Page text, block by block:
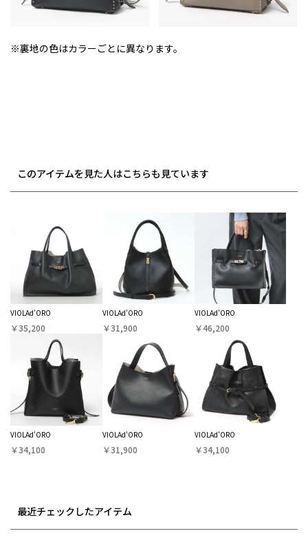
※裏地の色はカラーごとに異なります。
このアイテムを見た人はこちらも見ています
VIOLAd'ORO
￥35,200
VIOLAd'ORO
￥31,900
VIOLAd'ORO
￥46,200
VIOLAd'ORO
￥34,100
VIOLAd'ORO
￥31,900
VIOLAd'ORO
￥34,100
最近チェックしたアイテム